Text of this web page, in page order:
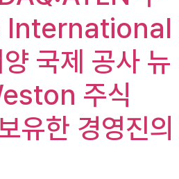
International
국제 공사 뉴
주식
유한 경영진의